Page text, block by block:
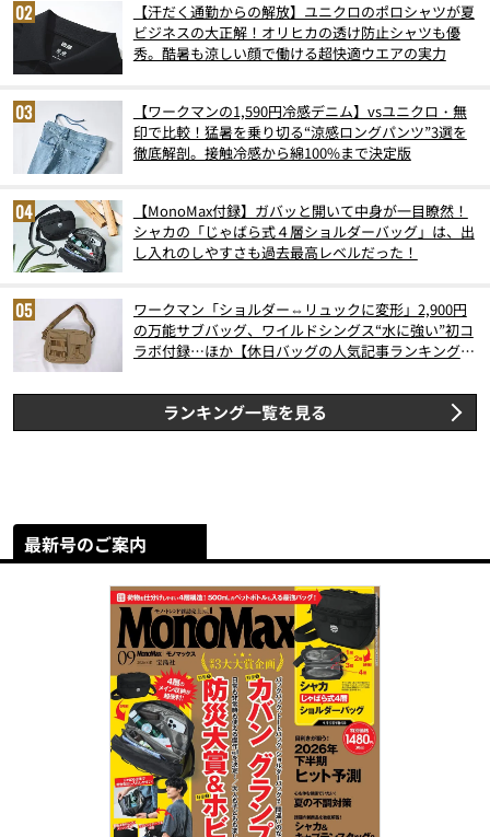
【汗だく通勤からの解放】ユニクロのポロシャツが夏
ビジネスの大正解！オリヒカの透け防止シャツも優
秀。酷暑も涼しい顔で働ける超快適ウエアの実力
【ワークマンの1,590円冷感デニム】vsユニクロ・無
印で比較！猛暑を乗り切る“涼感ロングパンツ”3選を
徹底解剖。接触冷感から綿100%まで決定版
【MonoMax付録】ガバッと開いて中身が一目瞭然！
シャカの「じゃばら式４層ショルダーバッグ」は、出
し入れのしやすさも過去最高レベルだった！
ワークマン「ショルダー⇔リュックに変形」2,900円
の万能サブバッグ、ワイルドシングス“水に強い”初コ
ラボ付録…ほか【休日バッグの人気記事ランキングベ
ランキング一覧を見る
最新号のご案内